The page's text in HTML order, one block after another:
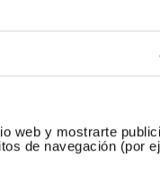
web y mostrarte
de navegación (por
€
en tu
Conoce